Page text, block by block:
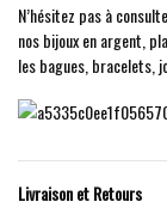
N’hésitez pas à
nos bijoux en argent,
les bagues, bracelets,
Livraison et Retours